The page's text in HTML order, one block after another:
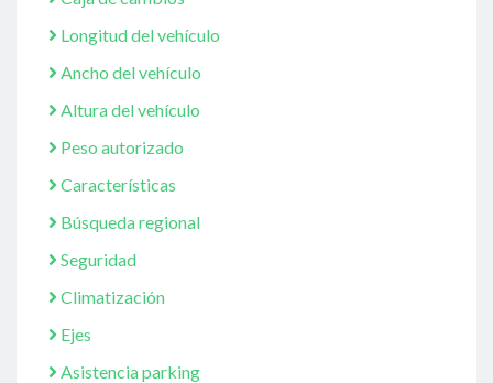
Longitud del vehículo
Ancho del vehículo
Altura del vehículo
Peso autorizado
Características
Búsqueda regional
Seguridad
Climatización
Ejes
Asistencia parking